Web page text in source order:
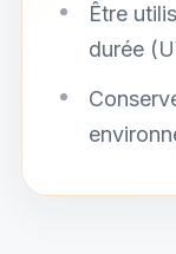
Être
durée